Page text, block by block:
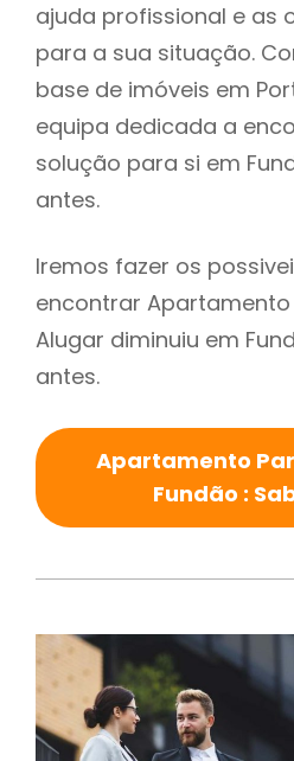
ajuda profissional e as
para a sua situação.
base de imóveis em
equipa dedicada a
solução para si em
antes.
Iremos fazer os
encontrar Apartamento
Alugar diminuiu em
antes.
Apartamento
Fundão :